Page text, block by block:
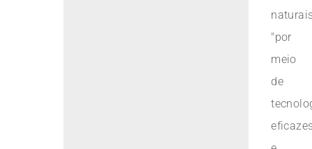
"por
meio
de